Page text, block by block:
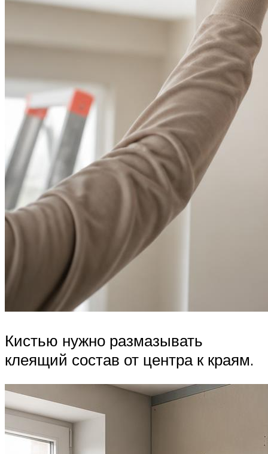
Кистью нужно размазывать
клеящий состав от центра к краям.